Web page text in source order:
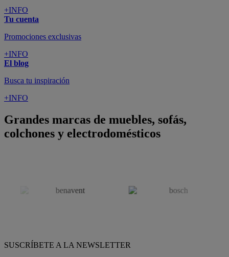
+INFO
Tu cuenta
Promociones exclusivas
+INFO
El blog
Busca tu inspiración
+INFO
Grandes marcas de muebles, sofás,
colchones y electrodomésticos
SUSCRÍBETE A LA NEWSLETTER